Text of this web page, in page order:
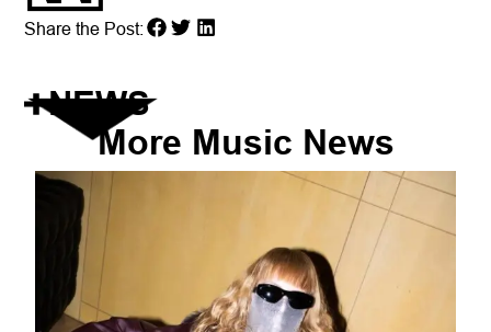
Share the Post:
NEWS
More Music News